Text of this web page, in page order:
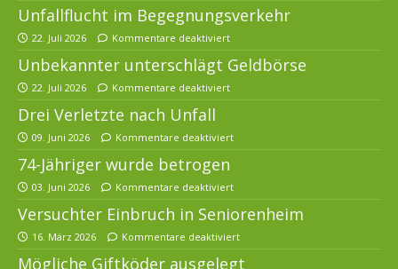
Unfallflucht im Begegnungsverkehr
22. Juli 2026 Kommentare deaktiviert
Unbekannter unterschlägt Geldbörse
22. Juli 2026 Kommentare deaktiviert
Drei Verletzte nach Unfall
09. Juni 2026 Kommentare deaktiviert
74-Jähriger wurde betrogen
03. Juni 2026 Kommentare deaktiviert
Versuchter Einbruch in Seniorenheim
16. März 2026 Kommentare deaktiviert
Mögliche Giftköder ausgelegt